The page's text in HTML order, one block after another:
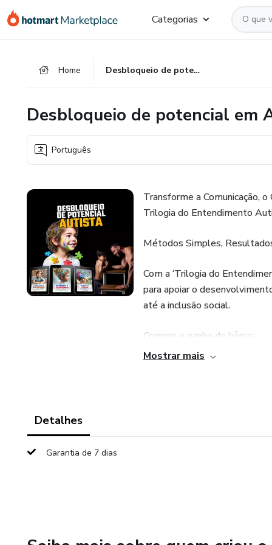
para
para
para
Categorias
Home Desbloqueio de potencial em Autistas (Para pais)
Desbloqueio de potencial em
Português
Transforme a Comunicação,
Trilogia do Entendimento
Métodos Simples,
Com a ‘Trilogia do
para apoiar o
até a inclusão social.
Compre e ganhe de bônus:
Mostrar mais
Detalhes
Garantia de 7 dias